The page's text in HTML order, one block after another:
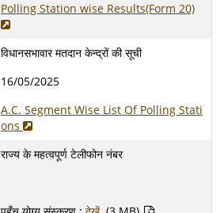
Polling Station wise Results(Form 20)
विधानसभावार मतदान केन्द्रों की सूची
16/05/2025
A.C. Segment Wise List Of Polling Stati
ons
राज्य के महत्वपूर्ण टेलीफोन नंबर